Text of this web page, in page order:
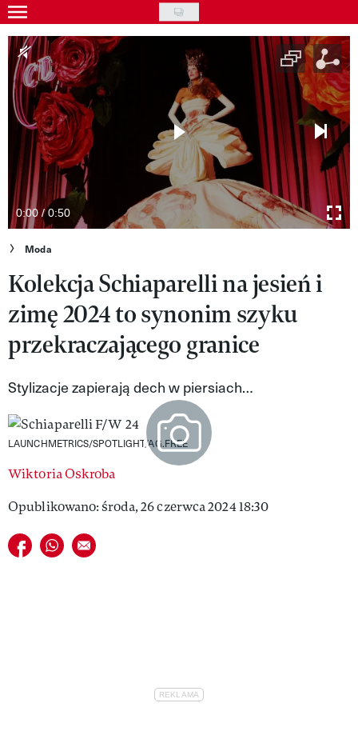
Skip
to
main
content
Gwiazdy
Ludzie
Moda
Uroda
Styl życia
Kultura
Wideo
Nasze akcje
VIVA!ART
VIVA!MODA
VIVA!PEOPLE POWER
VIVA!ITAKA
MAGAZYN VIVA!
0:00 / 0:50
Moda
Kolekcja Schiaparelli na jesień i
zimę 2024 to synonim szyku
przekraczającego granice
Stylizacje zapierają dech w piersiach…
LAUNCHMETRICS/SPOTLIGHT/AG.FREE
Wiktoria Oskroba
Opublikowano: środa, 26 czerwca 2024 18:30
Udostępnij na facebook
Udostępnij na whatsapp
E-mail do przyjaciela